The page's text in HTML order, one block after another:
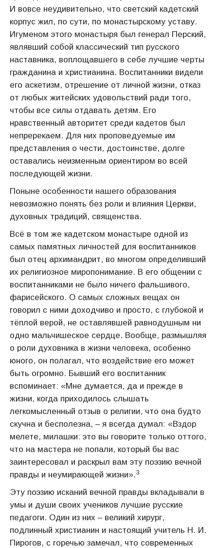
И вовсе неудивительно, что светский кадетский
корпус жил, по сути, по монастырскому уставу.
Игуменом этого монастыря был генерал Перский,
являвший собой классический тип русского
наставника, воплощавшего в себе лучшие черты
гражданина и христианина. Воспитанники видели
его аскетизм, отрешение от личной жизни, отказ
от любых житейских удовольствий ради того,
чтобы все силы отдавать детям. Его
нравственный авторитет среди кадетов был
непререкаем. Для них проповедуемые им
представления о чести, достоинстве, долге
оставались неизменным ориентиром во всей
последующей жизни.
Поныне особенности нашего образования
невозможно понять без роли и влияния Церкви,
духовных традиций, священства.
Всё в том же кадетском монастыре одной из
самых памятных личностей для воспитанников
был отец архимандрит, во многом определивший
их религиозное миропонимание. В его общении с
воспитанниками не было ничего фальшивого,
фарисейского. О самых сложных вещах он
говорил с ними доходчиво и просто, с глубокой и
тёплой верой, не оставлявшей равнодушным ни
одно мальчишеское сердце. Вообще, размышляя
о роли духовника в жизни человека, особенно
юного, он полагал, что воздействие его может
быть огромно. Бывший его воспитанник
вспоминает: «Мне думается, да и прежде в
жизни, когда приходилось слышать
легкомысленный отзыв о религии, что она будто
скучна и бесполезна, – я всегда думал: «Вздор
мелете, милашки: это вы говорите только оттого,
что на мастера не попали, который бы вас
заинтересовал и раскрыл вам эту поэзию вечной
правды и неумирающей жизни».3
Эту поэзию исканий вечной правды вкладывали в
умы и души своих учеников лучшие русские
педагоги. Один из них – великий хирург,
подлинный христианин и настоящий учитель Н. И.
Пирогов, с горечью замечал, что современных